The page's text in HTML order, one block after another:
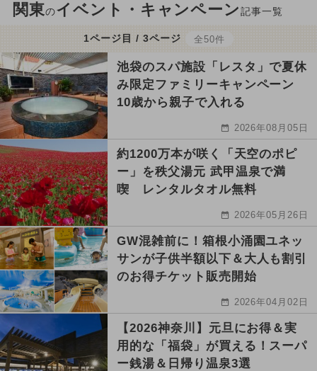
関東のイベント・キャンペーン記事一覧
1ページ目 / 3ページ 全50件
池袋のスパ施設「レスタ」で夏休
み限定ファミリーキャンペーン
10歳から親子で入れる
2026年08月05日
約1200万本が咲く「天空のポピ
ー」を秩父湯元 武甲温泉で満
喫 レンタルタオル無料
2026年05月26日
GW混雑前に！箱根小涌園ユネッ
サンが子供半額以下＆大人も割引
のお得チケット販売開始
2026年04月02日
【2026神奈川】元旦にお得＆実
用的な「福袋」が買える！スーパ
ー銭湯＆日帰り温泉3選